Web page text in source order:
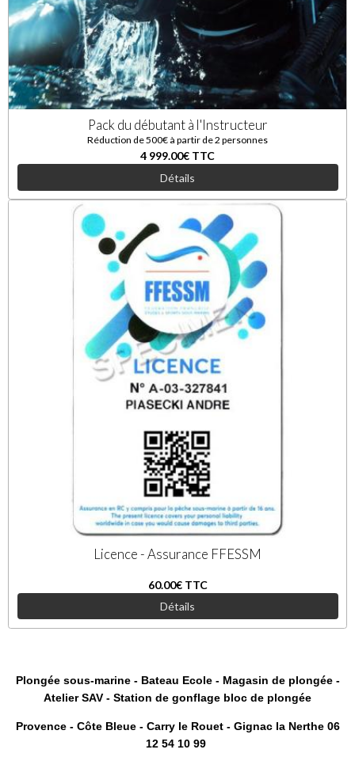
Pack du débutant à l'Instructeur
Réduction de 500€ à partir de 2 personnes
4 999.00€ TTC
Détails
Licence - Assurance FFESSM
60.00€ TTC
Détails
Plongée sous-marine - Bateau Ecole - Magasin de plongée -
Atelier SAV - Station de gonflage bloc de plongée
Provence - Côte Bleue - Carry le Rouet - Gignac la Nerthe 06
12 54 10 99